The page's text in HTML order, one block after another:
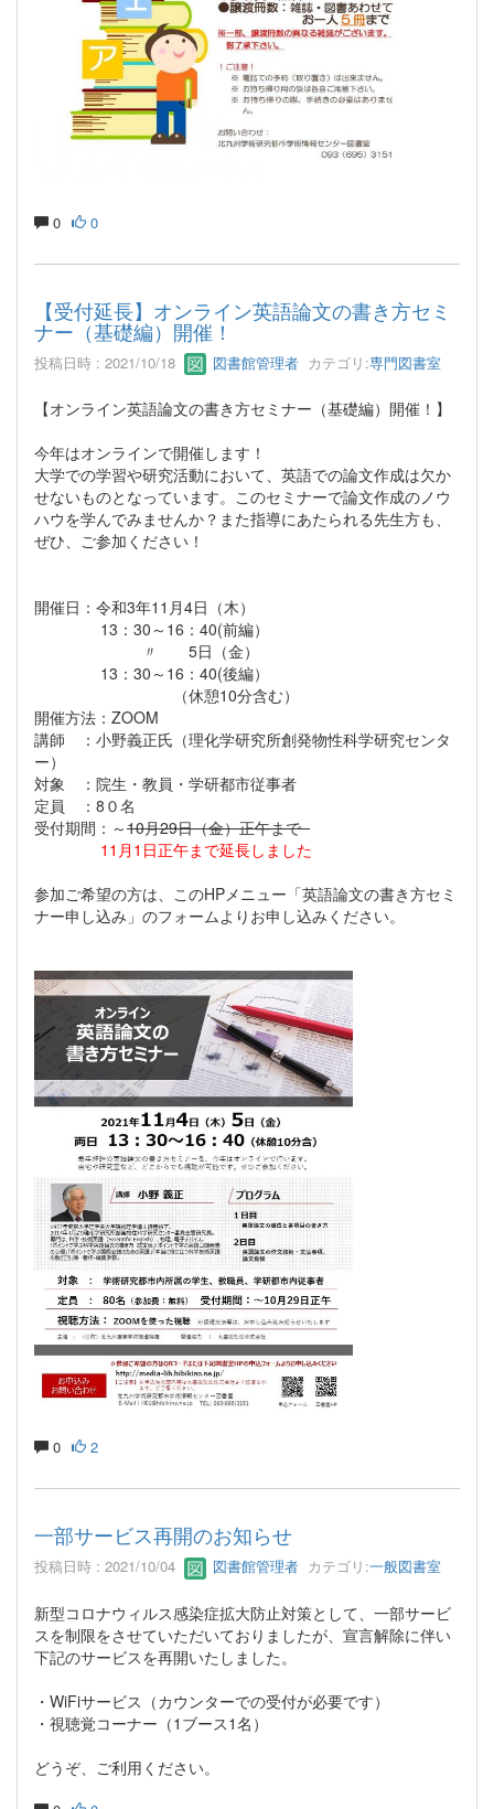
0 0
【受付延長】オンライン英語論文の書き方セミ
ナー（基礎編）開催！
投稿日時 : 2021/10/18 図書館管理者 カテゴリ:専門図書室
【オンライン英語論文の書き方セミナー（基礎編）開催！】
今年はオンラインで開催します！
大学での学習や研究活動において、英語での論文作成は欠か
せないものとなっています。このセミナーで論文作成のノウ
ハウを学んでみませんか？また指導にあたられる先生方も、
ぜひ、ご参加ください！
開催日：令和3年11月4日（木）
13：30～16：40(前編）
〃 5日（金）
13：30～16：40(後編）
（休憩10分含む）
開催方法：ZOOM
講師 ：小野義正氏（理化学研究所創発物性科学研究センタ
ー）
対象 ：院生・教員・学研都市従事者
定員 ：8０名
受付期間：～10月29日（金）正午まで
11月1日正午まで延長しました
参加ご希望の方は、このHPメニュー「英語論文の書き方セミ
ナー申し込み」のフォームよりお申し込みください。
0 2
一部サービス再開のお知らせ
投稿日時 : 2021/10/04 図書館管理者 カテゴリ:一般図書室
新型コロナウィルス感染症拡大防止対策として、一部サービ
スを制限をさせていただいておりましたが、宣言解除に伴い
下記のサービスを再開いたしました。
・WiFiサービス（カウンターでの受付が必要です）
・視聴覚コーナー（1ブース1名）
どうぞ、ご利用ください。